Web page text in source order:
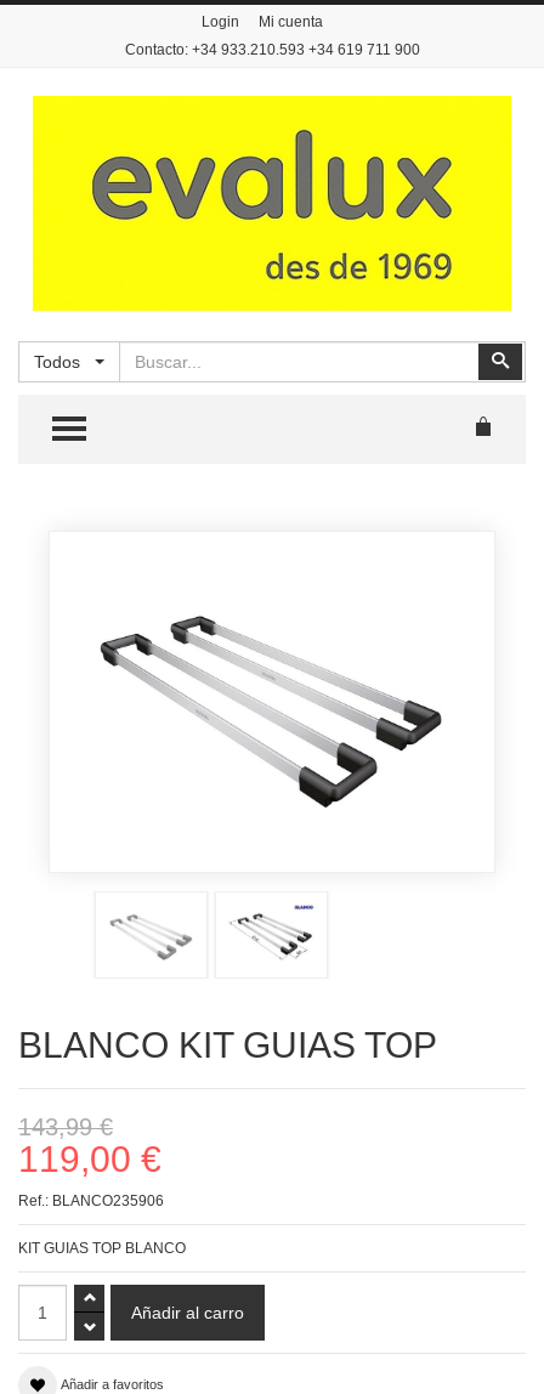
Login
Mi cuenta
Contacto: +34 933.210.593 +34 619 711 900
Todos
TOGGLE MENU
BLANCO KIT GUIAS TOP
143,99 €
119,00 €
Ref.: BLANCO235906
KIT GUIAS TOP BLANCO
Añadir a favoritos